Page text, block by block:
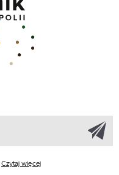
Czytaj więcej